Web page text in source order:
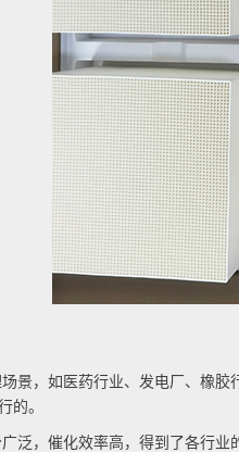
景，如医药行业、发电厂、橡
的。
泛，催化效率高，得到了各行业